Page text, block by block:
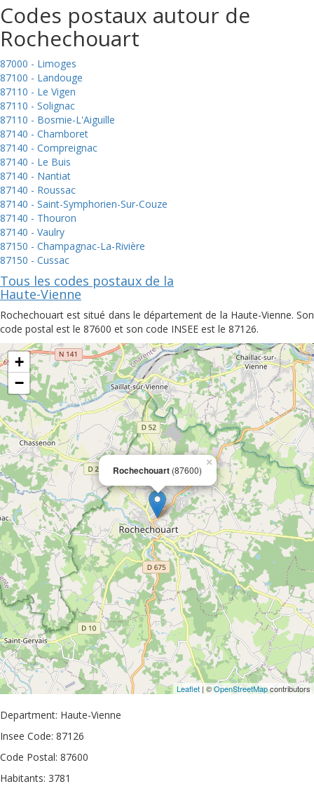
Codes postaux autour de
Rochechouart
87000 - Limoges
87100 - Landouge
87110 - Le Vigen
87110 - Solignac
87110 - Bosmie-L'Aiguille
87140 - Chamboret
87140 - Compreignac
87140 - Le Buis
87140 - Nantiat
87140 - Roussac
87140 - Saint-Symphorien-Sur-Couze
87140 - Thouron
87140 - Vaulry
87150 - Champagnac-La-Rivière
87150 - Cussac
Tous les codes postaux de la
Haute-Vienne
Rochechouart est situé dans le département de la Haute-Vienne. Son
code postal est le 87600 et son code INSEE est le 87126.
Rochechouart (87600)
×
+
−
Leaflet | ©OpenStreetMapcontributors
Department: Haute-Vienne
Insee Code: 87126
Code Postal: 87600
Habitants: 3781